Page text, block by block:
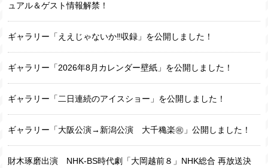
ュアル＆ゲスト情報解禁！
ギャラリー「ええじゃないか‼収録」を公開しました！
ギャラリー「2026年8月カレンダー壁紙」を公開しました！
ギャラリー「二日連続のアイスショー」を公開しました！
ギャラリー「大阪公演→新潟公演 大千穐楽㊗️」公開しました！
財木琢磨出演 NHK-BS時代劇「大岡越前８」NHK総合 再放送決